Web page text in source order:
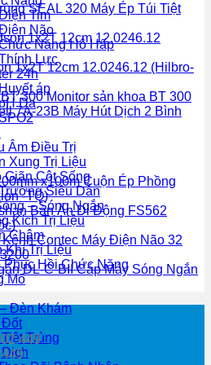
Tim
Não
Năng Hô Hấp
Lực
24h
áp
Da
Âm Điều Trị
Xung Trị Liệu
Giãn Cột Sống
Siêu Dẫn
– Sóng Ngắn
Kích Trị Liệu
Châm
Khí Trị Liệu
Phục Hồi Chức Năng
Mổ
Đèn Khám
Đốt
Trùng
Máy Ép Túi Tiệt
1x2T 12cm 12.0246.12 (Hilbro-
Monitor sản khoa BT 300
Máy Hút Dịch 2 Bình
Cuộn Ép Phồng
-TQ)
Bàn Ăn Di Động FS562
Máy Điện Não 32
Cáp Máy Sóng Ngắn
449